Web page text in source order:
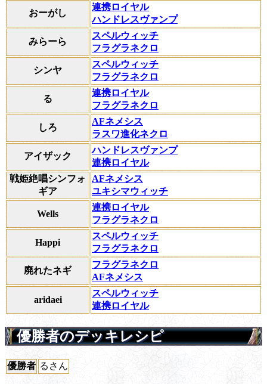
おーがし
連携ロイヤル
ハンドレスヴァンプ
みらーら
スペルウィッチ
フラグラネクロ
シンヤ
スペルウィッチ
フラグラネクロ
る
連携ロイヤル
フラグラネクロ
しろ
AFネメシス
ラスワ進化ネクロ
アイザック
ハンドレスヴァンプ
連携ロイヤル
戦姫絶唱シンフォ
ギア
AFネメシス
ユキシマウィッチ
Wells
連携ロイヤル
フラグラネクロ
Happi
スペルウィッチ
フラグラネクロ
廃れたネギ
フラグラネクロ
AFネメシス
aridaei
スペルウィッチ
連携ロイヤル
優勝者のデッキレシピ
優勝者 るさん